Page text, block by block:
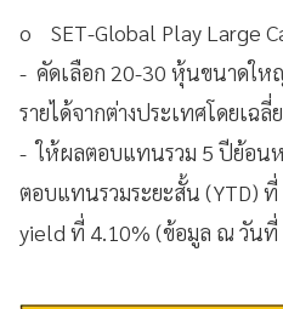
o SET-Global Play Large
- คัดเลือก 20-30 หุ้นขนาดให
รายได้จากต่างประเทศโดยเฉลี่
- ให้ผลตอบแทนรวม 5 ปีย้อน
ตอบแทนรวมระยะสั้น (YTD)
yield ที่ 4.10% (ข้อมูล ณ วันที่